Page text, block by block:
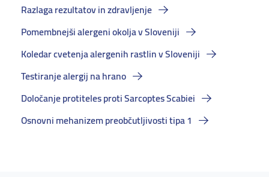
Razlaga rezultatov in zdravljenje
Pomembnejši alergeni okolja v Sloveniji
Koledar cvetenja alergenih rastlin v Sloveniji
Testiranje alergij na hrano
Določanje protiteles proti Sarcoptes Scabiei
Osnovni mehanizem preobčutljivosti tipa 1